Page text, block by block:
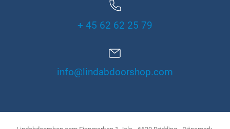
+ 45 62 62 25 79
info@lindabdoorshop.com